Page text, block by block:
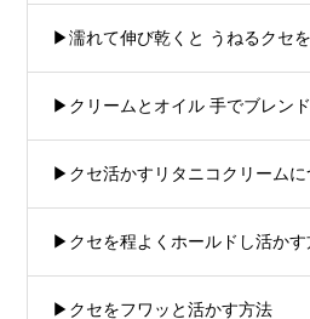
▶︎濡れて伸び乾くと うねるクセ
▶︎クリームとオイル 手でブレン
▶︎クセ活かすリタニコクリームに
▶︎クセを程よくホールドし活かす
▶︎クセをフワッと活かす方法